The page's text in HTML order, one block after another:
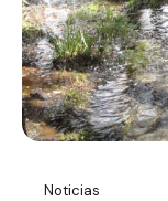
Noticias